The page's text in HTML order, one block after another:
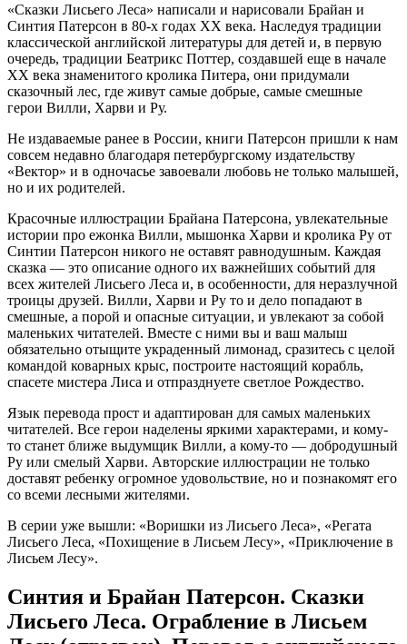
«Сказки Лисьего Леса» написали и нарисовали Брайан и
Синтия Патерсон в 80-х годах XХ века. Наследуя традиции
классической английской литературы для детей и, в первую
очередь, традиции Беатрикс Поттер, создавшей еще в начале
XХ века знаменитого кролика Питера, они придумали
сказочный лес, где живут самые добрые, самые смешные
герои Вилли, Харви и Ру.
Не издаваемые ранее в России, книги Патерсон пришли к нам
совсем недавно благодаря петербургскому издательству
«Вектор» и в одночасье завоевали любовь не только малышей,
но и их родителей.
Красочные иллюстрации Брайана Патерсона, увлекательные
истории про ежонка Вилли, мышонка Харви и кролика Ру от
Синтии Патерсон никого не оставят равнодушным. Каждая
сказка — это описание одного их важнейших событий для
всех жителей Лисьего Леса и, в особенности, для неразлучной
троицы друзей. Вилли, Харви и Ру то и дело попадают в
смешные, а порой и опасные ситуации, и увлекают за собой
маленьких читателей. Вместе с ними вы и ваш малыш
обязательно отыщите украденный лимонад, сразитесь с целой
командой коварных крыс, построите настоящий корабль,
спасете мистера Лиса и отпразднуете светлое Рождество.
Язык перевода прост и адаптирован для самых маленьких
читателей. Все герои наделены яркими характерами, и кому-
то станет ближе выдумщик Вилли, а кому-то — добродушный
Ру или смелый Харви. Авторские иллюстрации не только
доставят ребенку огромное удовольствие, но и познакомят его
со всеми лесными жителями.
В серии уже вышли: «Воришки из Лисьего Леса», «Регата
Лисьего Леса, «Похищение в Лисьем Лесу», «Приключение в
Лисьем Лесу».
Синтия и Брайан Патерсон. Сказки
Лисьего Леса. Ограбление в Лисьем